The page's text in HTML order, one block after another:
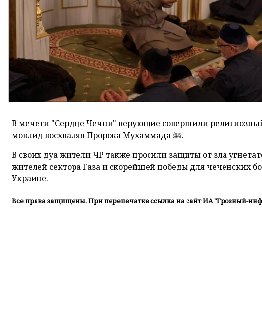
В мечети "Сердце Чечни" верующие совершили
мовлид восхваляя Пророка Мухаммада ﷺ.
В своих дуа жители ЧР также просили защиты от зла
жителей сектора Газа и скорейшей победы для чеченских
Украине.
Все права защищены. При перепечатке ссылка на сайт ИА "Грозный-